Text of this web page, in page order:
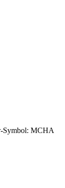
Symbol: MCHA